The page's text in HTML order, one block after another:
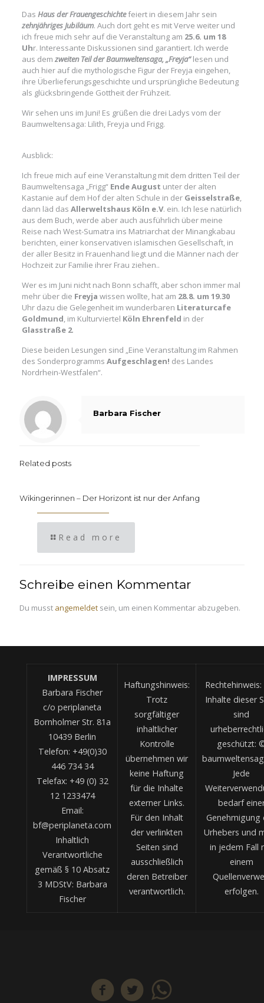
Das Haus der Frauengeschichtefeiert in diesem Jahr sein
zehnjähriges Jubiläum. Auch dort geht es mit Verve weiter und
ich freue mich sehr auf die Veranstaltung am 25.6. um 18
Uhr. Interessante Diskussionen sind garantiert. Ich werde
aus dem zweiten Teil der Baumweltensaga, „Freyja“lesen und
auch hier auf die mythologische Figur der Freyja eingehen,
ihre Überlieferungsgeschichte und ursprüngliche Bedeutung
als glücksbringende Gottheit der Frühzeit.
Wir sehen uns im Juni! Es grüßen die drei Ladys vom der
Baumweltensaga: Lilith, Freyja und Frigg.
Ausblick:
Ich freue mich auf eine Veranstaltung mit dem dritten Teil der
Baumweltensaga „Frigg“ Ende August unter der alten
Kastanie auf dem Hof der alten Schule in der Geisselstraße,
dann läd das Allerweltshaus Köln e.V. ein. Ich lese natürlich
aus dem Buch, werde aber auch ausführlich über meine
Reise nach West-Sumatra ins Matriarchat der Minangkabau
berichten, einer konservativen islamischen Gesellschaft, in
der aller Besitz in Frauenhand liegt und die Männer nach der
Hochzeit zur Familie ihrer Frau ziehen..
Wer es im Juni nicht nach Bonn schafft, aber schon immer mal
mehr über die Freyja wissen wollte, hat am 28.8. um 19.30
Uhr dazu die Gelegenheit im wunderbaren Literaturcafe
Goldmund, im Kulturviertel Köln Ehrenfeld in der
Glasstraße 2.
Diese beiden Lesungen sind „Eine Veranstaltung im Rahmen
des Sonderprogramms Aufgeschlagen! des Landes
Nordrhein-Westfalen“.
Barbara Fischer
Related posts
Wikingerinnen – Der Horizont ist nur der Anfang
Read more
Schreibe einen Kommentar
Du musst angemeldet sein, um einen Kommentar abzugeben.
IMPRESSUM
Barbara Fischer
c/o periplaneta
Bornholmer Str. 81a
10439 Berlin
Telefon: +49(0)30
446 734 34
Telefax: +49 (0) 32
12 1233474
Email:
bf@periplaneta.com
Inhaltlich
Verantwortliche
gemäß § 10 Absatz
3 MDStV: Barbara
Fischer
Haftungshinweis:
Trotz
sorgfältiger
inhaltlicher
Kontrolle
übernehmen wir
keine Haftung
für die Inhalte
externer Links.
Für den Inhalt
der verlinkten
Seiten sind
ausschließlich
deren Betreiber
verantwortlich.
Rechtehinweis:
Inhalte dieser
sind
geschützt:
Jede
bedarf
Genehmigung
Urhebers und
in jedem Fall
einem
erfolgen.